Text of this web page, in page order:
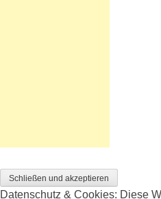
Datenschutz & Cookies: Diese